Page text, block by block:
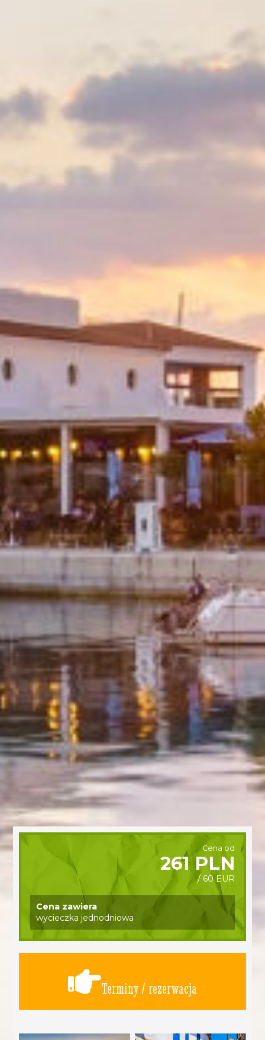
Cena od
261 PLN
/ 60 EUR
Cena zawiera
wycieczka jednodniowa
Terminy / rezerwacja